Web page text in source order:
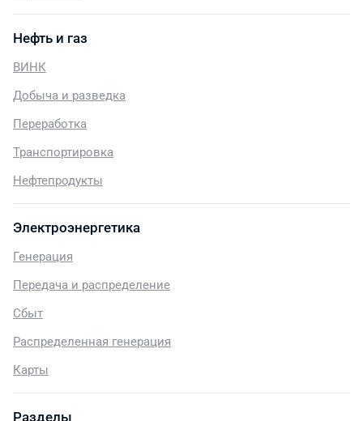
Нефть и газ
ВИНК
Добыча и разведка
Переработка
Транспортировка
Нефтепродукты
Электроэнергетика
Генерация
Передача и распределение
Сбыт
Распределенная генерация
Карты
Разделы